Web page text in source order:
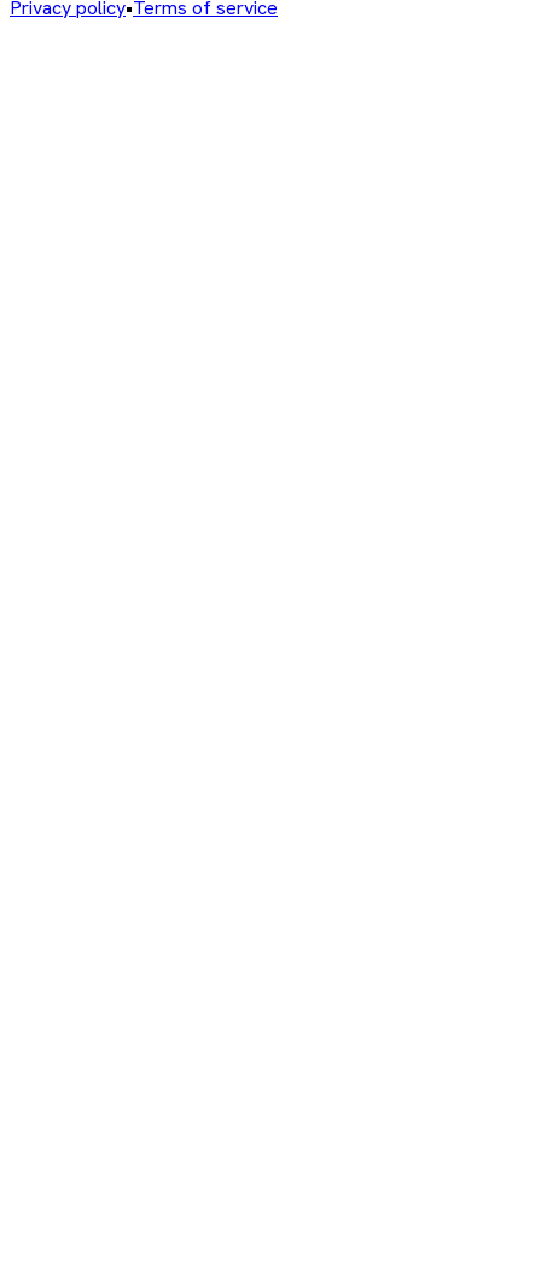
Privacy policy•Terms of service